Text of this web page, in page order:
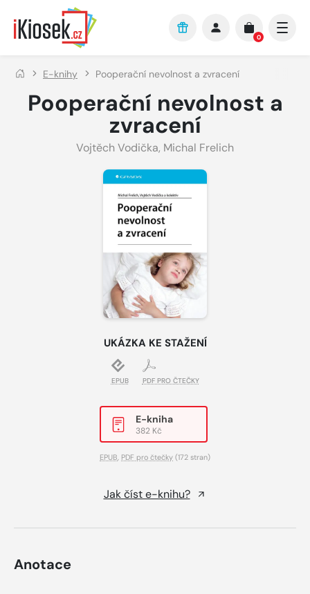
Přejít na hlavní obsah
0
E-knihy Pooperační nevolnost a zvracení
Pooperační nevolnost a
zvracení
Vojtěch Vodička, Michal Frelich
UKÁZKA KE STAŽENÍ
EPUB PDF PRO ČTEČKY
E-kniha
382 Kč
EPUB, PDF pro čtečky (172 stran)
Jak číst e-knihu?
Anotace